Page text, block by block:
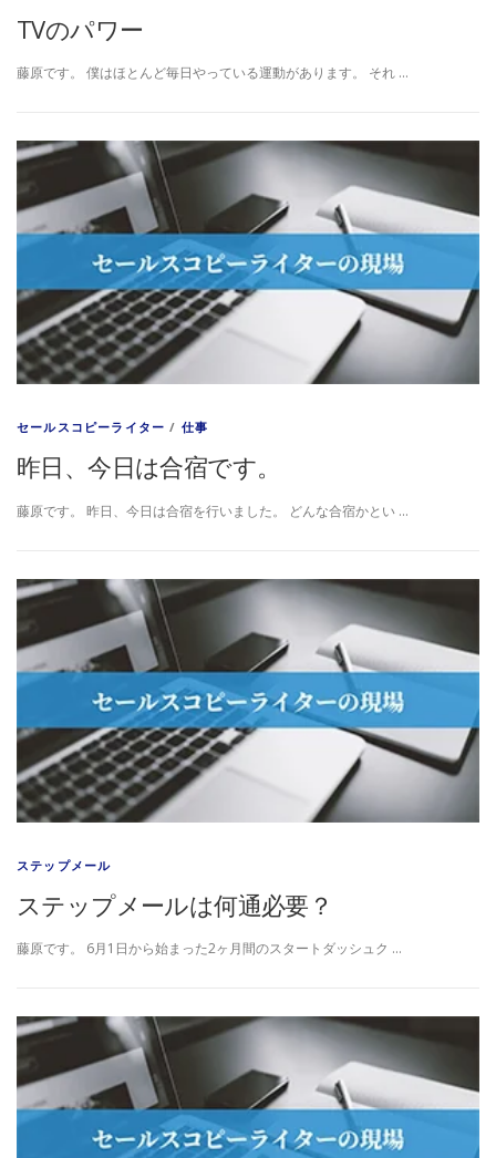
TVのパワー
藤原です。 僕はほとんど毎日やっている運動があります。 それ …
セールスコピーライター / 仕事
昨日、今日は合宿です。
藤原です。 昨日、今日は合宿を行いました。 どんな合宿かとい …
ステップメール
ステップメールは何通必要？
藤原です。 6月1日から始まった2ヶ月間のスタートダッシュク …